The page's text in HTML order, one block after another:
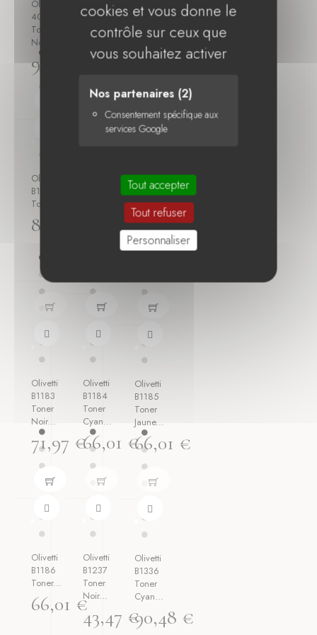
Olivetti
4003MF
Toner
Noir...
97,88 €
Olivetti
B1005
Toner
Noir...
65,55 €
Olivetti
B1006
Toner
Cyan...
88,17 €
Olivetti
B1007
Toner...
88,17 €
88,17 €
-0,00 €

Olivetti
B1011
Toner
Noir...
30,25 €
-0,00 €

Olivetti
B1183
Toner
Noir...
71,97 €

Olivetti
B1184
Toner
Cyan...
66,01 €

Olivetti
B1185
Toner
Jaune...
66,01 €

Olivetti
B1186
Toner...
66,01 €

Olivetti
B1237
Toner
Noir...
43,47 €

Olivetti
B1336
Toner
Cyan...
90,48 €
cookies et vous donne le
contrôle sur ceux que
vous souhaitez activer
Nos partenaires (2)
Consentement spécifique aux
services Google
Tout accepter
Tout refuser
Personnaliser